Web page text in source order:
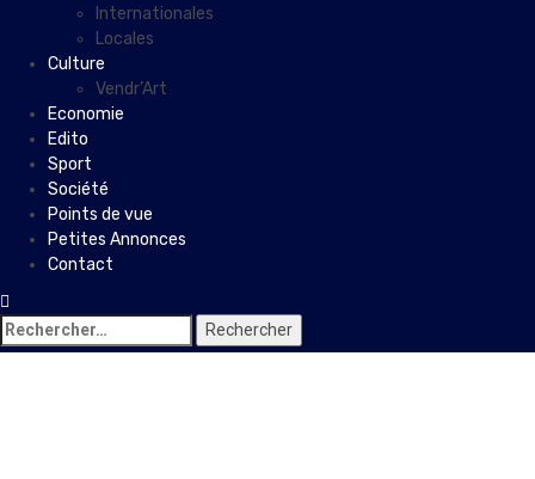
Internationales
Locales
Culture
Vendr’Art
Economie
Edito
Sport
Société
Points de vue
Petites Annonces
Contact
Rechercher :